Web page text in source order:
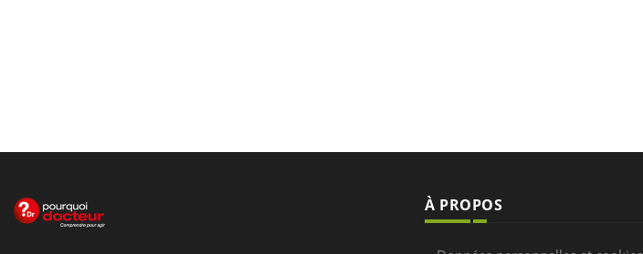
À PROPOS